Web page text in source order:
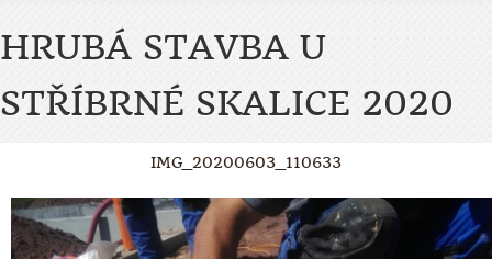
HRUBÁ STAVBA U
STŘÍBRNÉ SKALICE 2020
IMG_20200603_110633